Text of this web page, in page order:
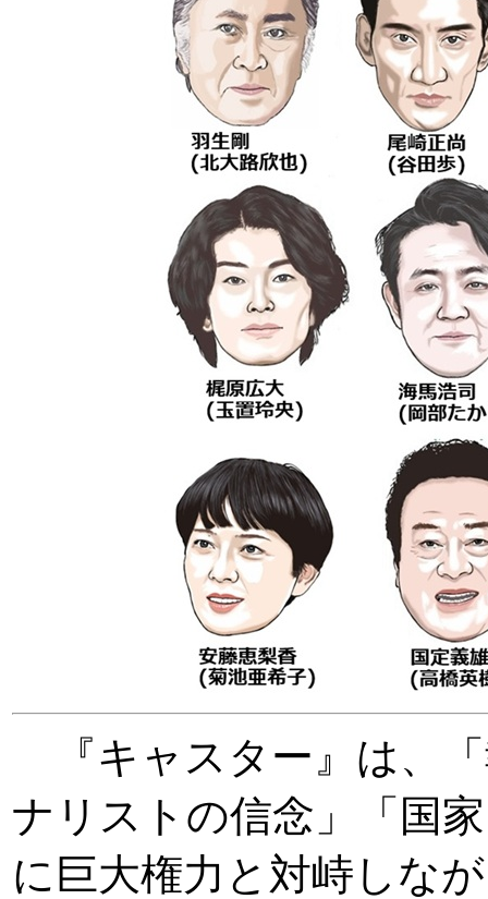
『キャスター』は、
ナリストの信念」「国
に巨大権力と対峙しな